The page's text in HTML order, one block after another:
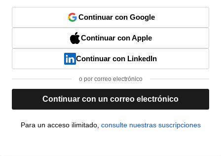
Continuar con Google
Continuar con Apple
Continuar con LinkedIn
o por correo electrónico
Continuar con un correo electrónico
Para un acceso ilimitado, consulte nuestras suscripciones